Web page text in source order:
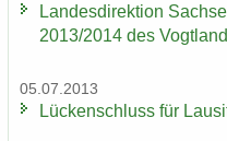
Lan­des­di­rek­ti­on
2013/2014 des
05.07.2013
Lü­cken­schluss für